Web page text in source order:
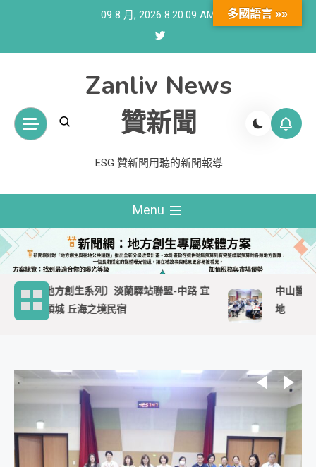
09 8 月, 2026 8:20:11 AM
Zanliv News
贊新聞
ESG 贊新聞用聽的新聞報導
Menu
〔地方創生系列〕淡蘭驛站聯盟-中路 宜
蘭頭城 丘海之境民宿
中山醫大攜
地
多國語言 »»